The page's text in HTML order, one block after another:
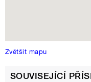
Zvětšit mapu
SOUVISEJÍCÍ